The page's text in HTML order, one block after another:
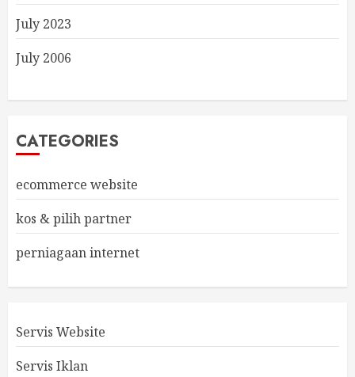
July 2023
July 2006
CATEGORIES
ecommerce website
kos & pilih partner
perniagaan internet
Servis Website
Servis Iklan